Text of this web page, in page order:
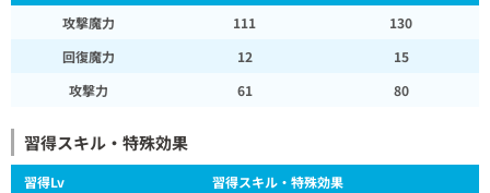
攻撃魔力
111
130
回復魔力
12
15
攻撃力
61 80
習得スキル・特殊効果
習得Lv
習得スキル・特殊効果